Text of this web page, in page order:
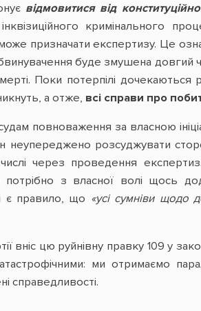
відмовитися від
кримінального
призначати експертизу. Це
буде змушена довгий
Поки потерпілі
а отже, всі справи про
повноваження за власною
неупереджено розсуджувати
через проведення
з власної волі щось
є правило, що «усі сумніви щодо
вніс цю руйнівну правку 109 у
ми отримаємо
справедливості.